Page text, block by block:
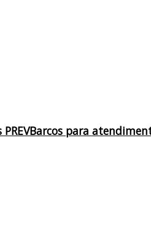
PREVBarcos para